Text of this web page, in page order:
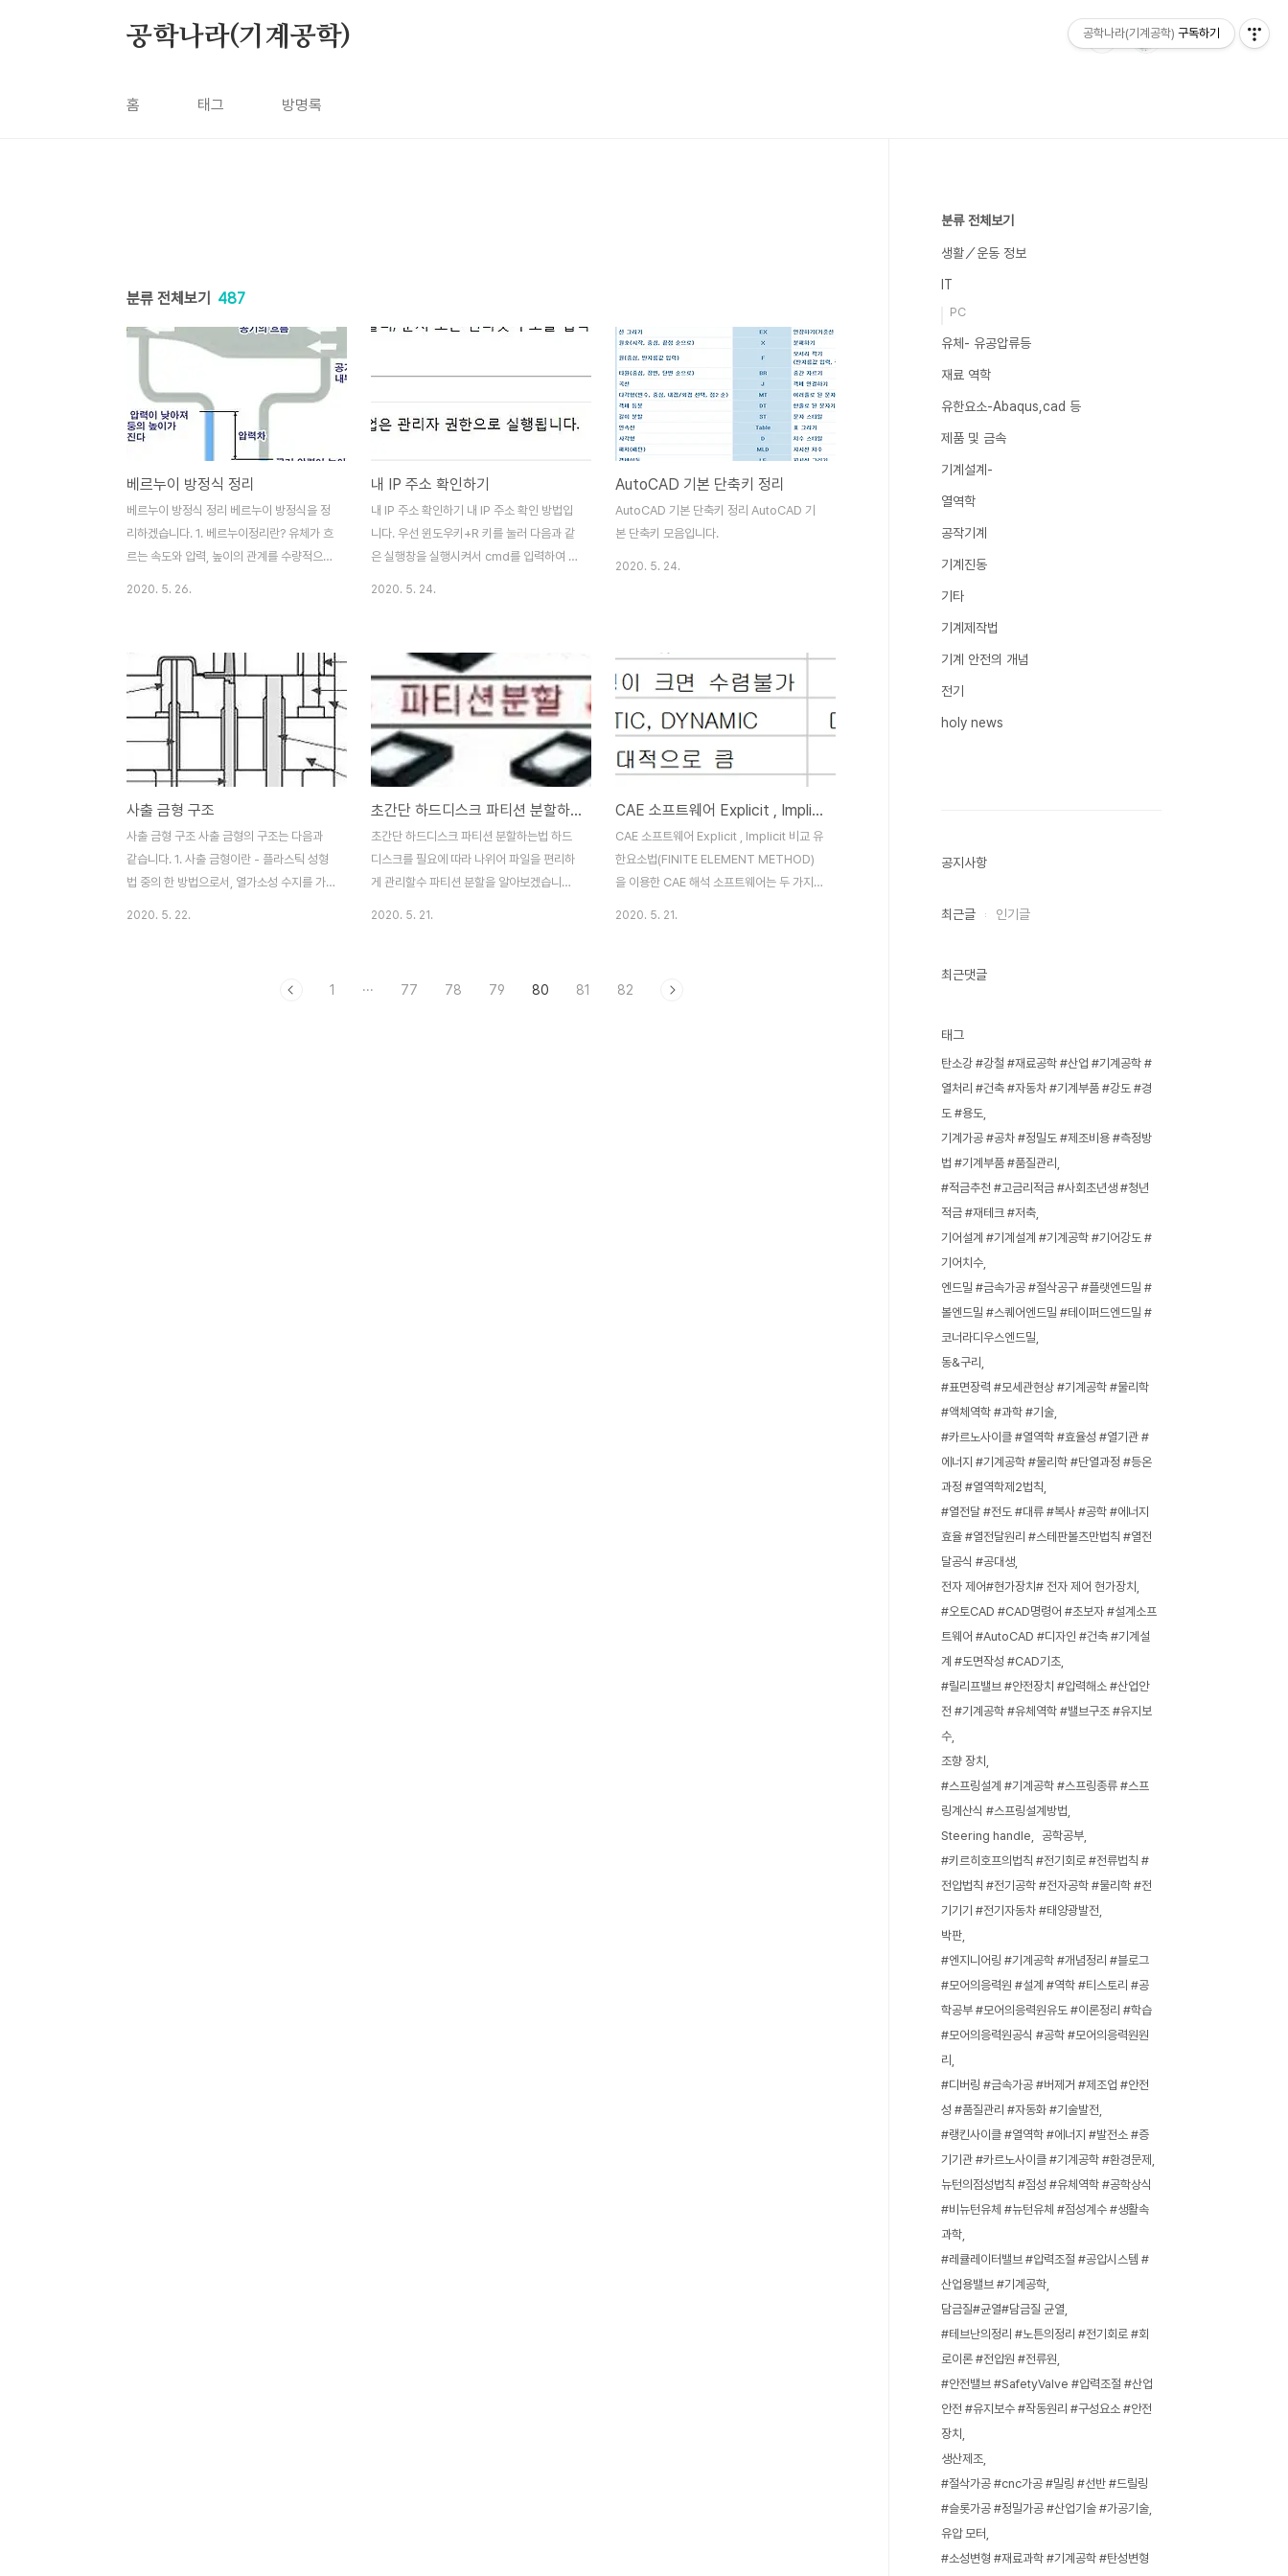
공학나라(기계공학)
홈 태그 방명록
분류 전체보기 487
베르누이 방정식 정리
베르누이 방정식 정리 베르누이 방정식을 정
리하겠습니다. 1. 베르누이정리란? 유체가 흐
르는 속도와 압력, 높이의 관계를 수량적으로
압축성이 없는 이상적인 유체가 규칙적으로
흐르는 경우에 대해 속력과 압력, 높이의 관
계에 대한 법칙이다. (유체의 위치에너지와
운동에너지의 합이 일정하다는 법칙에서 유
도함.) 위의 그림처럼 굵기가 변하는 관에 공
기를 흐르게 하고 굵기가 다른 부분의 아래로
가는 유리관을 연결한다. 가는 유리관 속에서
의 물의 높이를 관찰하면 굵은 쪽에 연결된
물기둥은 그 높이가 낮아지고, 가는 쪽에 연
결된 물기둥은 높이가 ..
2020. 5. 26.
내 IP 주소 확인하기
내 IP 주소 확인하기 내 IP 주소 확인 방법입
니다. 우선 윈도우키+R 키를 눌러 다음과 같
은 실행창을 실행시켜서 cmd를 입력하여 명
IP입니다.
2020. 5. 24.
AutoCAD 기본 단축키 정리
AutoCAD 기본 단축키 정리 AutoCAD 기
본 단축키 모음입니다.
2020. 5. 24.
사출 금형 구조
사출 금형 구조 사출 금형의 구조는 다음과
같습니다. 1. 사출 금형이란 - 플라스틱 성형
법 중의 한 방법으로서, 열가소성 수지를 가
금형의 가동 측 설치 팜의 중앙에 있는 카운
2020. 5. 22.
초간단 하드디스크 파티션 분할하는법
초간단 하드디스크 파티션 분할하는법 하드
디스크를 필요에 따라 나위어 파일을 편리하
게 관리할수 파티션 분할을 알아보겠습니다.
그럼 지금 부터 하드디스크 파티션 분할을 해
2020. 5. 21.
CAE 소프트웨어 Explicit , Implicit 비교
CAE 소프트웨어 Explicit , Implicit 비교 유
한요소법(FINITE ELEMENT METHOD)
을 이용한 CAE 해석 소프트웨어는 두 가지
Explicit vs Implicit 알아보겠습니다 ​ 1.
2020. 5. 21.
1 ··· 77 78 79 80 81 82
분류 전체보기
생활／운동 정보
IT
PC
유체- 유공압류등
재료 역학
유한요소-Abaqus,cad 등
제품 및 금속
기계설계-
열역학
공작기계
기계진동
기타
기계제작법
기계 안전의 개념
전기
holy news
공지사항
최근글 인기글
최근댓글
태그
탄소강 #강철 #재료공학 #산업 #기계공학 #
열처리 #건축 #자동차 #기계부품 #강도 #경
도 #용도
기계가공 #공차 #정밀도 #제조비용 #측정방
법 #기계부품 #품질관리
#적금추천 #고금리적금 #사회초년생 #청년
적금 #재테크 #저축
기어설계 #기계설계 #기계공학 #기어강도 #
기어치수
엔드밀 #금속가공 #절삭공구 #플랫엔드밀 #
볼엔드밀 #스퀘어엔드밀 #테이퍼드엔드밀 #
코너라디우스엔드밀
동&구리
#표면장력 #모세관현상 #기계공학 #물리학
#액체역학 #과학 #기술
#카르노사이클 #열역학 #효율성 #열기관 #
에너지 #기계공학 #물리학 #단열과정 #등온
과정 #열역학제2법칙
#열전달 #전도 #대류 #복사 #공학 #에너지
효율 #열전달원리 #스테판볼츠만법칙 #열전
달공식 #공대생
전자 제어#현가장치# 전자 제어 현가장치
#오토CAD #CAD명령어 #초보자 #설계소프
트웨어 #AutoCAD #디자인 #건축 #기계설
계 #도면작성 #CAD기초
#릴리프밸브 #안전장치 #압력해소 #산업안
전 #기계공학 #유체역학 #밸브구조 #유지보
수
조향 장치
#스프링설계 #기계공학 #스프링종류 #스프
링계산식 #스프링설계방법
Steering handle
공학공부
#키르히호프의법칙 #전기회로 #전류법칙 #
전압법칙 #전기공학 #전자공학 #물리학 #전
기기기 #전기자동차 #태양광발전
박판
#엔지니어링 #기계공학 #개념정리 #블로그
#모어의응력원 #설계 #역학 #티스토리 #공
학공부 #모어의응력원유도 #이론정리 #학습
#모어의응력원공식 #공학 #모어의응력원원
리
#디버링 #금속가공 #버제거 #제조업 #안전
성 #품질관리 #자동화 #기술발전
#랭킨사이클 #열역학 #에너지 #발전소 #증
기기관 #카르노사이클 #기계공학 #환경문제
뉴턴의점성법칙 #점성 #유체역학 #공학상식
#비뉴턴유체 #뉴턴유체 #점성계수 #생활속
과학
#레큘레이터밸브 #압력조절 #공압시스템 #
산업용밸브 #기계공학
담금질#균열#담금질 균열
#테브난의정리 #노튼의정리 #전기회로 #회
로이론 #전압원 #전류원
#안전밸브 #SafetyValve #압력조절 #산업
안전 #유지보수 #작동원리 #구성요소 #안전
장치
생산제조
#절삭가공 #cnc가공 #밀링 #선반 #드릴링
#슬롯가공 #정밀가공 #산업기술 #가공기술
유압 모터
#소성변형 #재료과학 #기계공학 #탄성변형
공학나라(기계공학) 구독하기